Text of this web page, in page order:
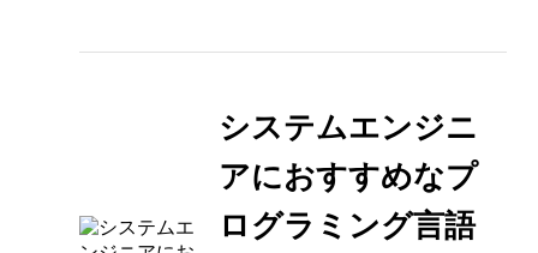
システムエンジニ
アにおすすめなプ
ログラミング言語